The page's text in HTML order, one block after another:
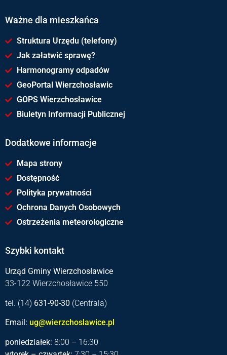
Ważne dla mieszkańca
Struktura Urzędu (telefony)
Jak załatwić sprawę?
Harmonogramy odpadów
GeoPortal Wierzchosławic
GOPS Wierzchosławice
Biuletyn Informacji Publicznej
Dodatkowe informacje
Mapa strony
Dostępność
Polityka prywatności
Ochrona Danych Osobowych
Ostrzeżenia meteorologiczne
Szybki kontakt
Urząd Gminy Wierzchosławice
33-122 Wierzchosławice 550
tel. (14) 631-90-30 (Centrala)
Email: ug@wierzchoslawice.pl
poniedziałek: 8:00 – 16:30